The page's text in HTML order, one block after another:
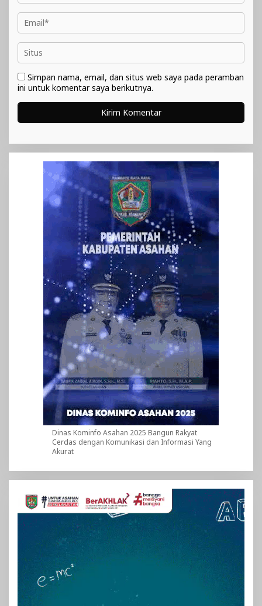
Simpan nama, email, dan situs web saya pada peramban
ini untuk komentar saya berikutnya.
Dinas Kominfo Asahan 2025 Bangun Rakyat
Cerdas dengan Komunikasi dan Informasi Yang
Akurat
Pemutar
Video